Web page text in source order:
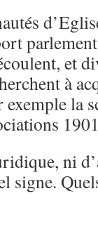
et
à
exemple la
ni
signe.